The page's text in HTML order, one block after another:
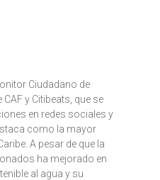
Ciudadano de
y Citibeats, que se
en redes sociales y
como la mayor
A pesar de que la
ha mejorado en
al agua y su